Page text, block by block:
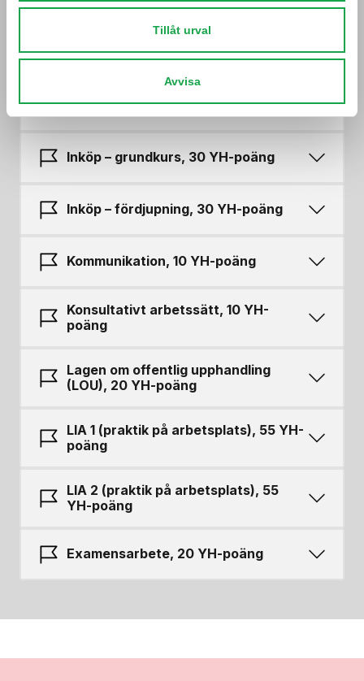
Tillåt urval
Avvisa
Affärsjuridik och
YH-poäng
Hållbarhet och Miljö, 30 YH-poäng
Inköp – grundkurs, 30 YH-poäng
Inköp – fördjupning, 30 YH-poäng
Kommunikation, 10 YH-poäng
Konsultativt arbetssätt, 10 YH-
poäng
Lagen om offentlig upphandling
(LOU), 20 YH-poäng
LIA 1 (praktik på arbetsplats), 55 YH-
poäng
LIA 2 (praktik på arbetsplats), 55
YH-poäng
Examensarbete, 20 YH-poäng